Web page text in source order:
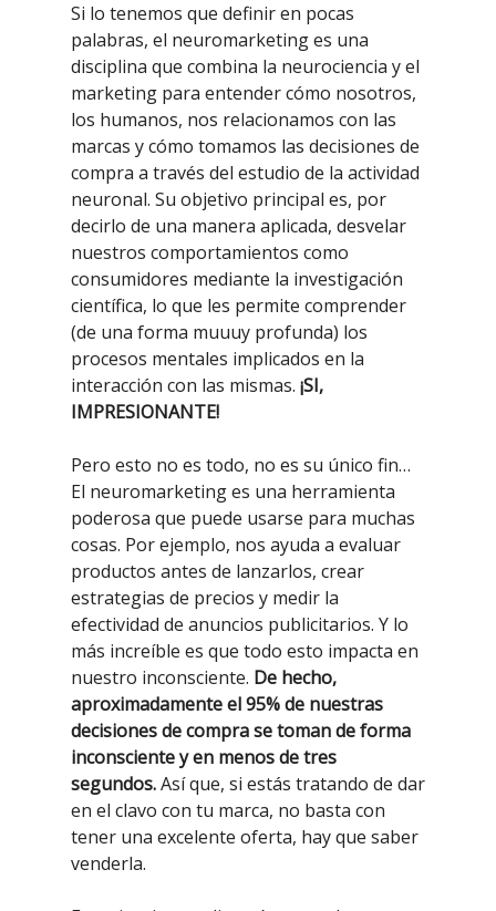
Si lo tenemos que definir en pocas
palabras, el neuromarketing es una
disciplina que combina la neurociencia y el
marketing para entender cómo nosotros,
los humanos, nos relacionamos con las
marcas y cómo tomamos las decisiones de
compra a través del estudio de la actividad
neuronal. Su objetivo principal es, por
decirlo de una manera aplicada, desvelar
nuestros comportamientos como
consumidores mediante la investigación
científica, lo que les permite comprender
(de una forma muuuy profunda) los
procesos mentales implicados en la
interacción con las mismas. ¡SI,
IMPRESIONANTE!
Pero esto no es todo, no es su único fin…
El neuromarketing es una herramienta
poderosa que puede usarse para muchas
cosas. Por ejemplo, nos ayuda a evaluar
productos antes de lanzarlos, crear
estrategias de precios y medir la
efectividad de anuncios publicitarios. Y lo
más increíble es que todo esto impacta en
nuestro inconsciente. De hecho,
aproximadamente el 95% de nuestras
decisiones de compra se toman de forma
inconsciente y en menos de tres
segundos.Así que, si estás tratando de dar
en el clavo con tu marca, no basta con
tener una excelente oferta, hay que saber
venderla.